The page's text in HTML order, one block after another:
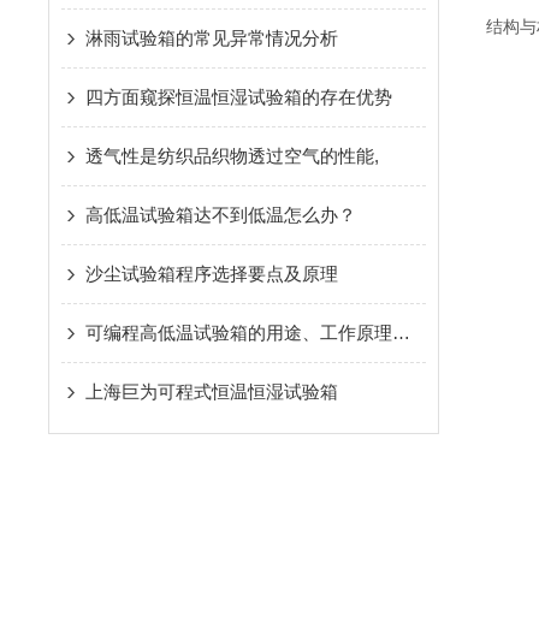
淋雨试验箱的常见异常情况分析
四方面窥探恒温恒湿试验箱的存在优势
透气性是纺织品织物透过空气的性能,
高低温试验箱达不到低温怎么办？
沙尘试验箱程序选择要点及原理
可编程高低温试验箱的用途、工作原理及使用注意事项
上海巨为可程式恒温恒湿试验箱
结构